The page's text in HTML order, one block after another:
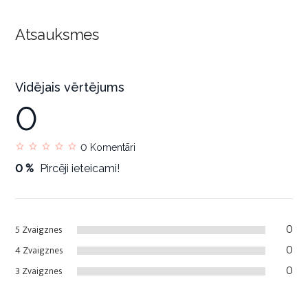
Atsauksmes
5 Zvaigznes 0
4 Zvaigznes 0
3 Zvaigznes 0
Vidējais vērtējums
0
0 Komentāri
0 % Pircēji ieteicami!